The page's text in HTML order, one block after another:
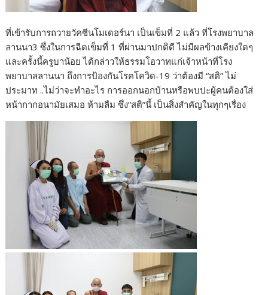
ที่เข้ารับการถวายวัคซีนโมเดอร์นา เป็นเข็มที่ 2 แล้ว ที่โรงพยาบาล
ลานนา3 ซึ่งในการฉีดเข็มที่ 1 ที่ผ่านมาปกติดี ไม่มีผลข้างเคียงใดๆ
และครั้งนี้ครูบาน้อย ได้กล่าวให้ธรรมโอวาทแก่เจ้าหน้าที่โรง
พยาบาลลานนา ถึงการป้องกันโรคโควิด-19 ว่าต้องมี “สติ” ไม่
ประมาท ..ไม่ว่าจะทำอะไร การออกนอกบ้านหรือพบปะผู้คนต้องใส่
หน้ากากอนามัยเสมอ ห้ามลืม ซึ่ง”สติ”นี้ เป็นสิ่งสำคัญในทุกๆเรื่อง